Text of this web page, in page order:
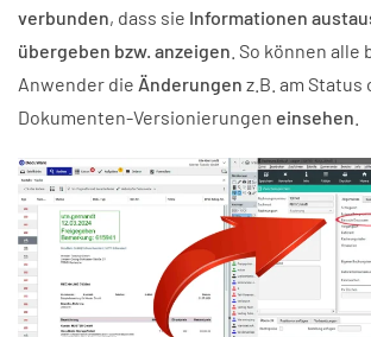
verbunden, dass sie Informationen
übergeben bzw. anzeigen . So können
Anwender die Änderungen z.B. am Status
Dokumenten-Versionierungen einsehen